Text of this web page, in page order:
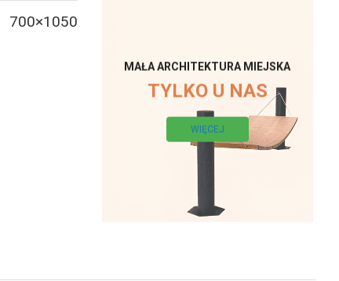
700×1050
MAŁA ARCHITEKTURA MIEJSKA
TYLKO U NAS
WIĘCEJ